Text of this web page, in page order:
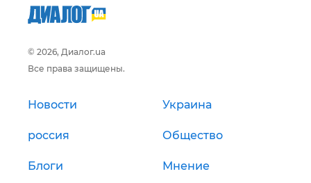
© 2026, Диалог.ua
Все права защищены.
Новости Украина
россия Общество
Блоги Мнение